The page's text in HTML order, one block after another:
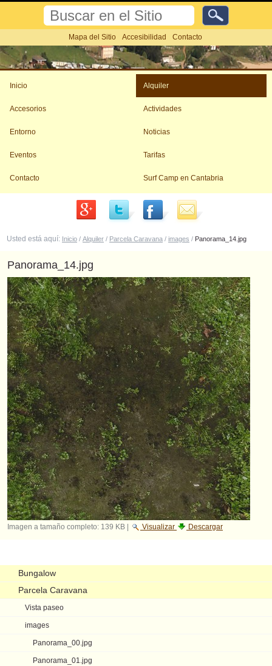
Buscar
Mapa del Sitio Accesibilidad Contacto
Inicio
Alquiler
Accesorios Actividades
Entorno Noticias
Eventos Tarifas
Contacto Surf Camp en Cantabria
Usted está aquí: Inicio /Alquiler / Parcela Caravana /images / Panorama_14.jpg
Panorama_14.jpg
Imagen a tamaño completo: 139 KB Visualizar Descargar
Bungalow
Parcela Caravana
Vista paseo
images
Panorama_00.jpg
Panorama_01.jpg